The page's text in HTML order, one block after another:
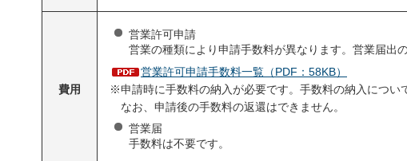
費用
営業許可申請
営業の種類により申請手数料が異なります。営業届出
営業許可申請手数料一覧（PDF：58KB）
※申請時に手数料の納入が必要です。手数料の納入につい
なお、申請後の手数料の返還はできません。
営業届
手数料は不要です。